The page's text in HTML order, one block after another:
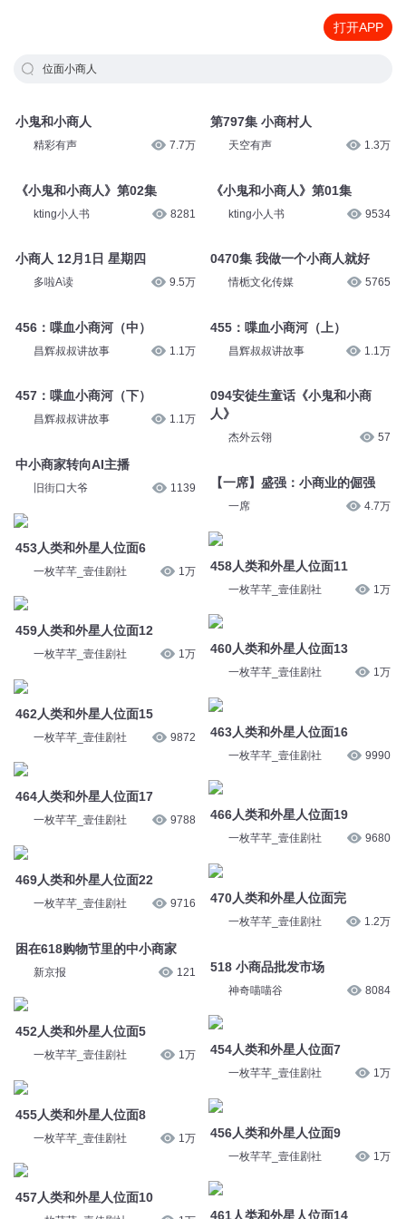
打开APP
位面小商人
小鬼和小商人
精彩有声 7.7万
《小鬼和小商人》第02集
kting小人书 8281
小商人 12月1日 星期四
多啦A读 9.5万
456：喋血小商河（中）
昌辉叔叔讲故事 1.1万
457：喋血小商河（下）
昌辉叔叔讲故事 1.1万
中小商家转向AI主播
旧街口大爷 1139
453人类和外星人位面6
一枚芊芊_壹佳剧社 1万
459人类和外星人位面12
一枚芊芊_壹佳剧社 1万
462人类和外星人位面15
一枚芊芊_壹佳剧社 9872
464人类和外星人位面17
一枚芊芊_壹佳剧社 9788
469人类和外星人位面22
一枚芊芊_壹佳剧社 9716
困在618购物节里的中小商家
新京报 121
452人类和外星人位面5
一枚芊芊_壹佳剧社 1万
455人类和外星人位面8
一枚芊芊_壹佳剧社 1万
457人类和外星人位面10
第797集 小商村人
天空有声 1.3万
《小鬼和小商人》第01集
kting小人书 9534
0470集 我做一个小商人就好
情栀文化传媒 5765
455：喋血小商河（上）
昌辉叔叔讲故事 1.1万
094安徒生童话《小鬼和小商
人》
杰外云翎 57
【一席】盛强：小商业的倔强
一席 4.7万
458人类和外星人位面11
一枚芊芊_壹佳剧社 1万
460人类和外星人位面13
一枚芊芊_壹佳剧社 1万
463人类和外星人位面16
一枚芊芊_壹佳剧社 9990
466人类和外星人位面19
一枚芊芊_壹佳剧社 9680
470人类和外星人位面完
一枚芊芊_壹佳剧社 1.2万
518 小商品批发市场
神奇喵喵谷 8084
454人类和外星人位面7
一枚芊芊_壹佳剧社 1万
456人类和外星人位面9
一枚芊芊_壹佳剧社 1万
461人类和外星人位面14